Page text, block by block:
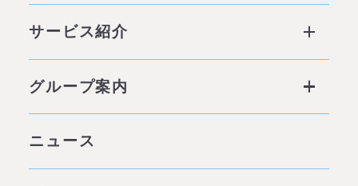
他社との違い
サービス紹介
みそらの独自性
グループ案内
ニュース